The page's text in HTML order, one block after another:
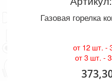
Газовая горелка
от 12 шт. -
от 3 шт. -